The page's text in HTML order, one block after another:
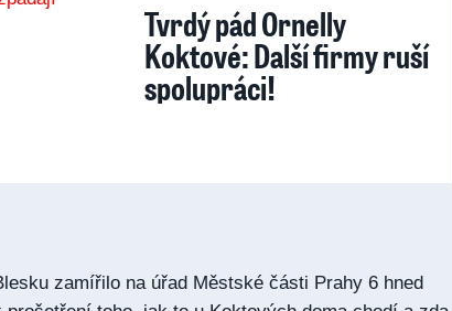
Tvrdý pád Ornelly
Koktové: Další firmy ruší
spolupráci!
zamířilo na úřad Městské části Prahy 6 hned